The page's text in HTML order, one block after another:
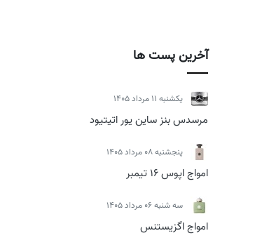
آخرین پست ها
يكشنبه 11 مرداد 1405
مرسدس بنز ساین یور اتیتیود
پنجشنبه 08 مرداد 1405
امواج اپوس 16 تیمبر
سه شنبه 06 مرداد 1405
امواج اگزیستنس